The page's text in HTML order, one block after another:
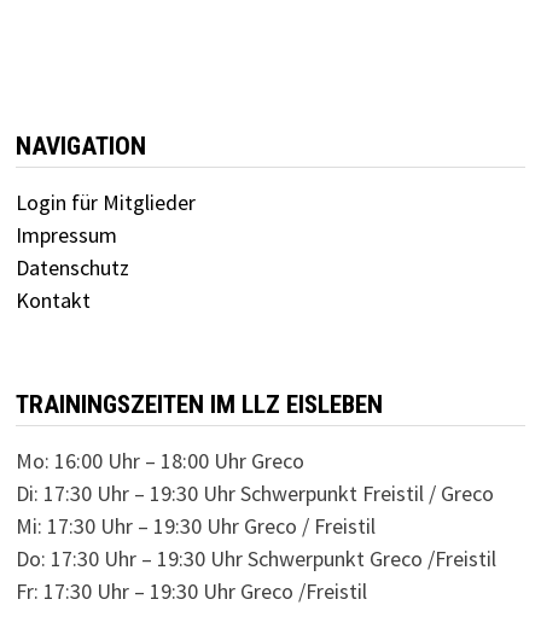
NAVIGATION
Login für Mitglieder
Impressum
Datenschutz
Kontakt
TRAININGSZEITEN IM LLZ EISLEBEN
Mo: 16:00 Uhr – 18:00 Uhr Greco
Di: 17:30 Uhr – 19:30 Uhr Schwerpunkt Freistil / Greco
Mi: 17:30 Uhr – 19:30 Uhr Greco / Freistil
Do: 17:30 Uhr – 19:30 Uhr Schwerpunkt Greco /Freistil
Fr: 17:30 Uhr – 19:30 Uhr Greco /Freistil